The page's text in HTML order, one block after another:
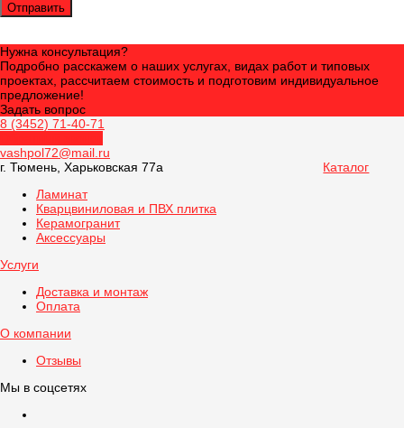
Отправить
Нужна консультация?
Подробно расскажем о наших услугах, видах работ и типовых
проектах, рассчитаем стоимость и подготовим индивидуальное
предложение!
Задать вопрос
8 (3452) 71-40-71
vashpol72@mail.ru
г. Тюмень, Харьковская 77а
Каталог
Ламинат
Кварцвиниловая и ПВХ плитка
Керамогранит
Аксессуары
Услуги
Доставка и монтаж
Оплата
О компании
Отзывы
Мы в соцсетях